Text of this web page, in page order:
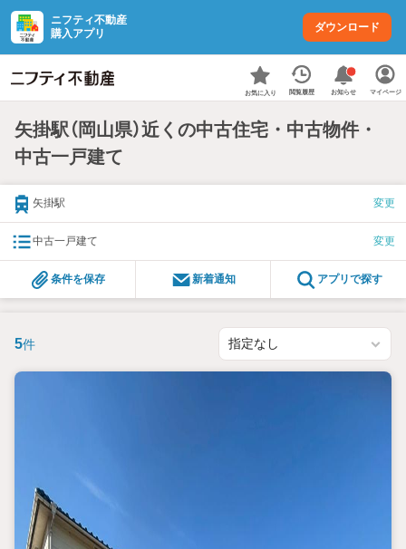
ニフティ不動産
購入アプリ
ダウンロード
お気に入り 閲覧履歴 お知らせ マイページ
矢掛駅（岡山県）近くの中古住宅・中古物件・
中古一戸建て
矢掛駅 変更
中古一戸建て 変更
条件を保存 新着通知 アプリで探す
5件